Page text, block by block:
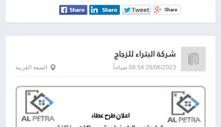
شركة البتراء للزجاج
26/06/2023 08:54 صباحاً الضفة الغربية